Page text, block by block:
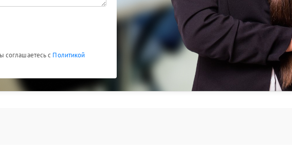
соглашаетесь с Политикой